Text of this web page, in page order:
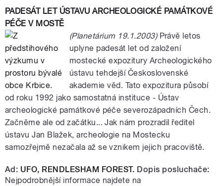
PADESÁT LET ÚSTAVU ARCHEOLOGICKÉ PAMÁTKOVÉ
PÉČE V MOSTĚ
(Planetárium 19.1.2003)Právě letos
uplyne padesát let od založení
mostecké expozitury Archeologického
ústavu tehdejší Československé
akademie věd. Tato expozitura působí
od roku 1992 jako samostatná instituce - Ústav
archeologické památkové péče severozápadních Čech.
Začněme ale od začátku... Jak nám prozradil ředitel
ústavu Jan Blažek, archeologie na Mostecku
samozřejmě nezačala až se vznikem jejich pracoviště.
Ad: UFO, RENDLESHAM FOREST. Dopis posluchače:
Nejpodrobnější informace najdete na